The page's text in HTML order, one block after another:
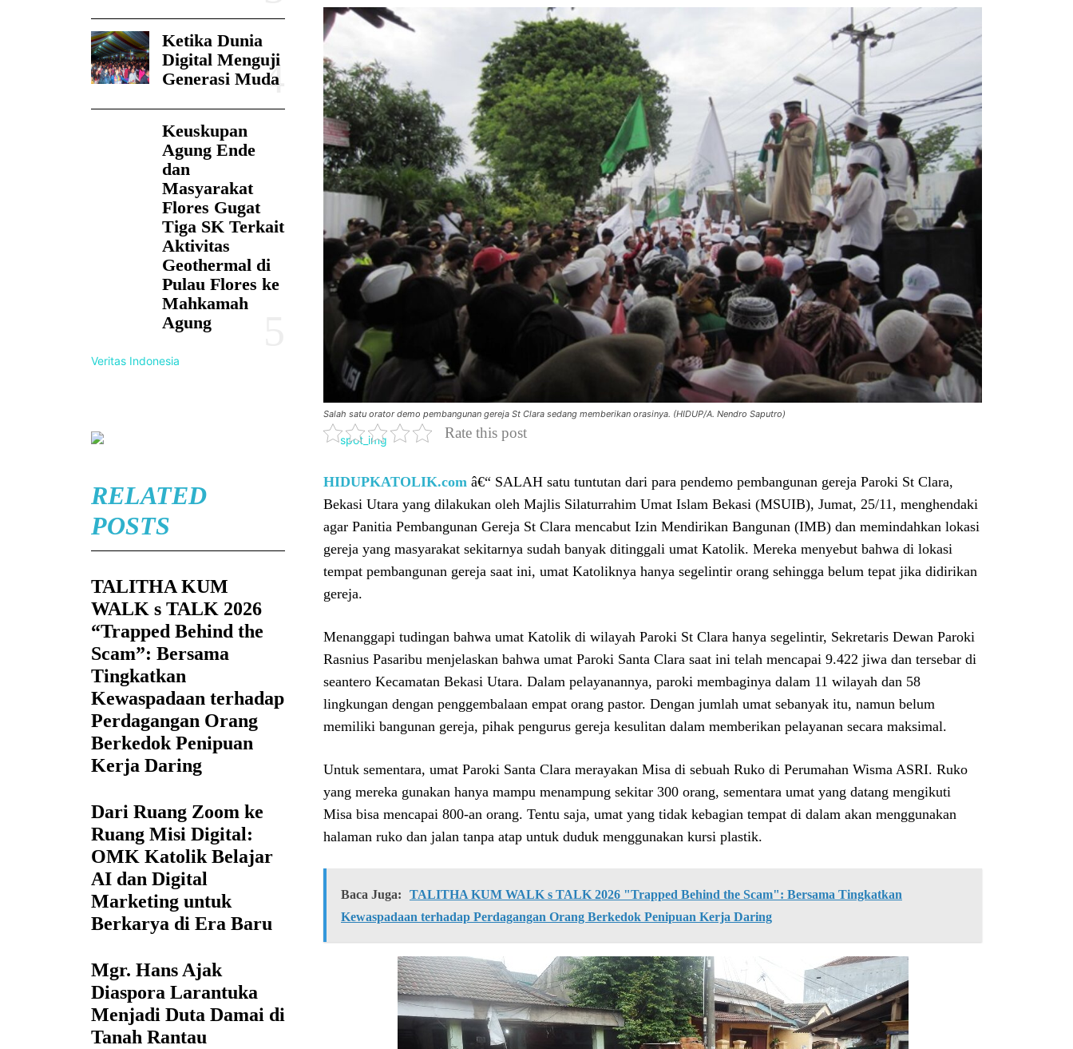
Ketika Dunia
Digital Menguji
Generasi Muda
Keuskupan
Agung Ende
dan
Masyarakat
Flores Gugat
Tiga SK Terkait
Aktivitas
Geothermal di
Pulau Flores ke
Mahkamah
Agung
Veritas Indonesia
RELATED
POSTS
TALITHA KUM
WALK s TALK 2026
“Trapped Behind the
Scam”: Bersama
Tingkatkan
Kewaspadaan terhadap
Perdagangan Orang
Berkedok Penipuan
Kerja Daring
Dari Ruang Zoom ke
Ruang Misi Digital:
OMK Katolik Belajar
AI dan Digital
Marketing untuk
Berkarya di Era Baru
Mgr. Hans Ajak
Diaspora Larantuka
Menjadi Duta Damai di
Tanah Rantau
Salah satu orator demo pembangunan gereja St Clara sedang memberikan orasinya. (HIDUP/A. Nendro Saputro)
Rate this post
HIDUPKATOLIK.com â€“ SALAH satu tuntutan dari para pendemo pembangunan gereja Paroki St Clara,
Bekasi Utara yang dilakukan oleh Majlis Silaturrahim Umat Islam Bekasi (MSUIB), Jumat, 25/11, menghendaki
agar Panitia Pembangunan Gereja St Clara mencabut Izin Mendirikan Bangunan (IMB) dan memindahkan lokasi
gereja yang masyarakat sekitarnya sudah banyak ditinggali umat Katolik. Mereka menyebut bahwa di lokasi
tempat pembangunan gereja saat ini, umat Katoliknya hanya segelintir orang sehingga belum tepat jika didirikan
gereja.
Menanggapi tudingan bahwa umat Katolik di wilayah Paroki St Clara hanya segelintir, Sekretaris Dewan Paroki
Rasnius Pasaribu menjelaskan bahwa umat Paroki Santa Clara saat ini telah mencapai 9.422 jiwa dan tersebar di
seantero Kecamatan Bekasi Utara. Dalam pelayanannya, paroki membaginya dalam 11 wilayah dan 58
lingkungan dengan penggembalaan empat orang pastor. Dengan jumlah umat sebanyak itu, namun belum
memiliki bangunan gereja, pihak pengurus gereja kesulitan dalam memberikan pelayanan secara maksimal.
Untuk sementara, umat Paroki Santa Clara merayakan Misa di sebuah Ruko di Perumahan Wisma ASRI. Ruko
yang mereka gunakan hanya mampu menampung sekitar 300 orang, sementara umat yang datang mengikuti
Misa bisa mencapai 800-an orang. Tentu saja, umat yang tidak kebagian tempat di dalam akan menggunakan
halaman ruko dan jalan tanpa atap untuk duduk menggunakan kursi plastik.
Baca Juga:
TALITHA KUM WALK s TALK 2026 "Trapped Behind the Scam": Bersama Tingkatkan
Kewaspadaan terhadap Perdagangan Orang Berkedok Penipuan Kerja Daring